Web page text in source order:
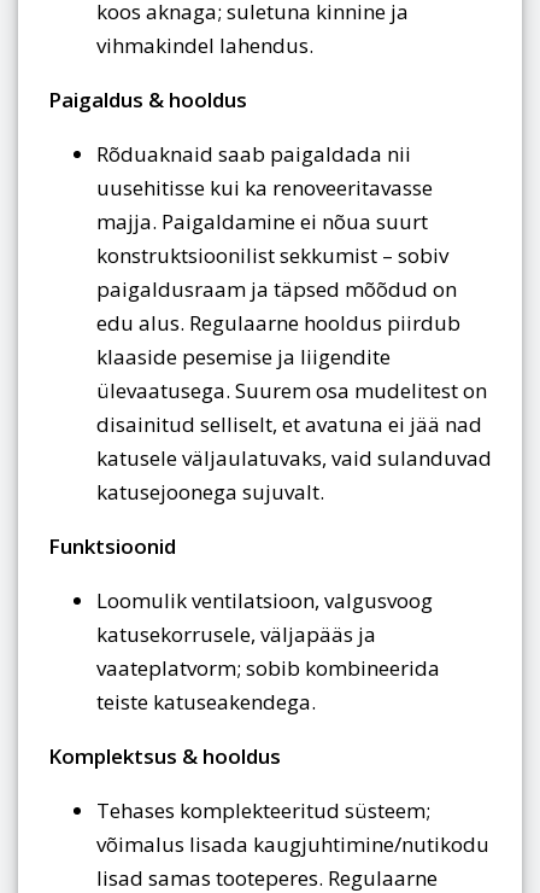
koos aknaga; suletuna kinnine ja
vihmakindel lahendus.
Paigaldus & hooldus
Rõduaknaid saab paigaldada nii
uusehitisse kui ka renoveeritavasse
majja. Paigaldamine ei nõua suurt
konstruktsioonilist sekkumist – sobiv
paigaldusraam ja täpsed mõõdud on
edu alus. Regulaarne hooldus piirdub
klaaside pesemise ja liigendite
ülevaatusega. Suurem osa mudelitest on
disainitud selliselt, et avatuna ei jää nad
katusele väljaulatuvaks, vaid sulanduvad
katusejoonega sujuvalt.
Funktsioonid
Loomulik ventilatsioon, valgusvoog
katusekorrusele, väljapääs ja
vaateplatvorm; sobib kombineerida
teiste katuseakendega.
Komplektsus & hooldus
Tehases komplekteeritud süsteem;
võimalus lisada kaugjuhtimine/nutikodu
lisad samas tooteperes. Regulaarne